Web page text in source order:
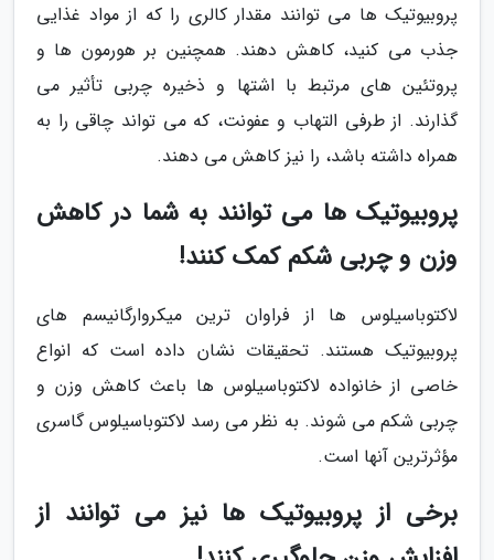
پروبیوتیک ها می توانند مقدار کالری را که از مواد غذایی
جذب می کنید، کاهش دهند. همچنین بر هورمون ها و
پروتئین های مرتبط با اشتها و ذخیره چربی تأثیر می
گذارند. از طرفی التهاب و عفونت، که می تواند چاقی را به
همراه داشته باشد، را نیز کاهش می دهند.
پروبیوتیک ها می توانند به شما در کاهش
وزن و چربی شکم کمک کنند!
لاکتوباسیلوس ها از فراوان ترین میکروارگانیسم های
پروبیوتیک هستند. تحقیقات نشان داده است که انواع
خاصی از خانواده لاکتوباسیلوس ها باعث کاهش وزن و
چربی شکم می شوند. به نظر می رسد لاکتوباسیلوس گاسری
مؤثرترین آنها است.
برخی از پروبیوتیک ها نیز می توانند از